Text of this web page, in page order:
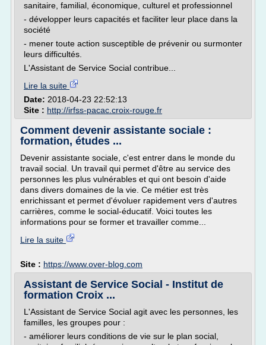
sanitaire, familial, économique, culturel et professionnel
- développer leurs capacités et faciliter leur place dans la
société
- mener toute action susceptible de prévenir ou surmonter
leurs difficultés.
L'Assistant de Service Social contribue...
Lire la suite
Date: 2018-04-23 22:52:13
Site : http://irfss-pacac.croix-rouge.fr
Comment devenir assistante sociale :
formation, études ...
Devenir assistante sociale, c'est entrer dans le monde du
travail social. Un travail qui permet d'être au service des
personnes les plus vulnérables et qui ont besoin d'aide
dans divers domaines de la vie. Ce métier est très
enrichissant et permet d'évoluer rapidement vers d'autres
carrières, comme le social-éducatif. Voici toutes les
informations pour se former et travailler comme...
Lire la suite
Site : https://www.over-blog.com
Assistant de Service Social - Institut de
formation Croix ...
L'Assistant de Service Social agit avec les personnes, les
familles, les groupes pour :
- améliorer leurs conditions de vie sur le plan social,